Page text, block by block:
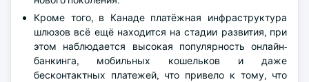
Кроме того, в Канаде платёжная инфраструктура
шлюзов всё ещё находится на стадии развития, при
этом наблюдается высокая популярность онлайн-
банкинга, мобильных кошельков и даже
бесконтактных платежей, что привело к тому, что